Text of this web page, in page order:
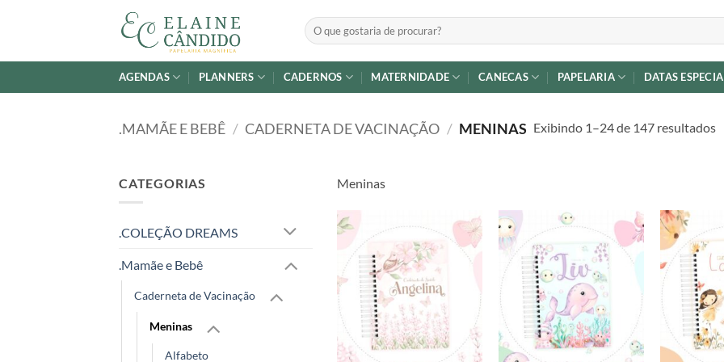
Pesquisar
por:
AGENDAS PLANNERS CADERNOS MATERNIDADE CANECAS PAPELARIA DATAS
.MAMÃE E BEBÊ / CADERNETA DE VACINAÇÃO / MENINAS Exibindo 1–24 de 147 resultados
CATEGORIAS
.COLEÇÃO DREAMS
.Mamãe e Bebê
Caderneta de Vacinação
Meninas
Alfabeto
Meninas
Adicionar
desejos
Adicionar
a lista de
desejos